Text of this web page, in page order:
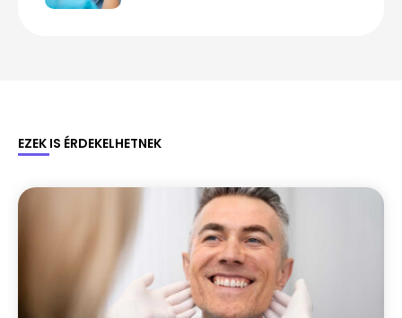
EZEK IS ÉRDEKELHETNEK